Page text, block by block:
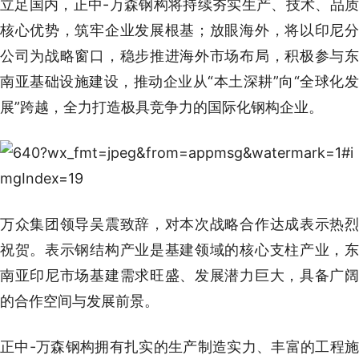
立足国内，正中-万森钢构将持续夯实生产、技术、品质
核心优势，筑牢企业发展根基；放眼海外，将以印尼分
公司为战略窗口，稳步推进海外市场布局，积极参与东
南亚基础设施建设，推动企业从“本土深耕”向“全球化发
展”跨越，全力打造极具竞争力的国际化钢构企业。
万众集团领导吴震致辞，对本次战略合作达成表示热烈
祝贺。表示钢结构产业是基建领域的核心支柱产业，东
南亚印尼市场基建需求旺盛、发展潜力巨大，具备广阔
的合作空间与发展前景。
正中-万森钢构拥有扎实的生产制造实力、丰富的工程施